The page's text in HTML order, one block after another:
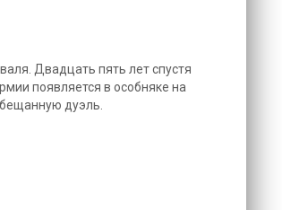
Двадцать пять лет спустя
появляется в особняке на
дуэль.